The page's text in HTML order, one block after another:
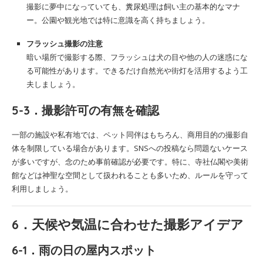
撮影に夢中になっていても、糞尿処理は飼い主の基本的なマナ
ー。公園や観光地では特に意識を高く持ちましょう。
フラッシュ撮影の注意
暗い場所で撮影する際、フラッシュは犬の目や他の人の迷惑にな
る可能性があります。できるだけ自然光や街灯を活用するよう工
夫しましょう。
5-3．撮影許可の有無を確認
一部の施設や私有地では、ペット同伴はもちろん、商用目的の撮影自
体を制限している場合があります。SNSへの投稿なら問題ないケース
が多いですが、念のため事前確認が必要です。特に、寺社仏閣や美術
館などは神聖な空間として扱われることも多いため、ルールを守って
利用しましょう。
6．天候や気温に合わせた撮影アイデア
6-1．雨の日の屋内スポット